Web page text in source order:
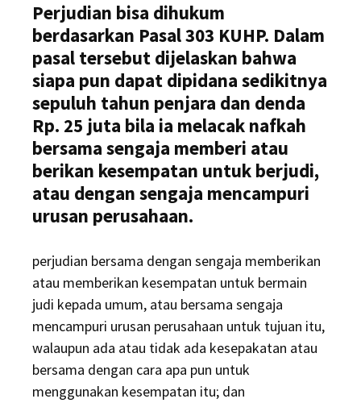
Perjudian bisa dihukum
berdasarkan Pasal 303 KUHP. Dalam
pasal tersebut dijelaskan bahwa
siapa pun dapat dipidana sedikitnya
sepuluh tahun penjara dan denda
Rp. 25 juta bila ia melacak nafkah
bersama sengaja memberi atau
berikan kesempatan untuk berjudi,
atau dengan sengaja mencampuri
urusan perusahaan.
perjudian bersama dengan sengaja memberikan
atau memberikan kesempatan untuk bermain
judi kepada umum, atau bersama sengaja
mencampuri urusan perusahaan untuk tujuan itu,
walaupun ada atau tidak ada kesepakatan atau
bersama dengan cara apa pun untuk
menggunakan kesempatan itu; dan